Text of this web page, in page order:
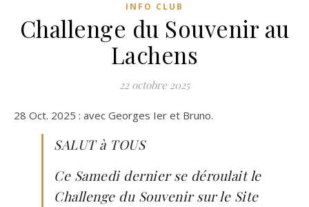
INFO CLUB
Challenge du Souvenir au
Lachens
22 octobre 2025
28 Oct. 2025 : avec Georges Ier et Bruno.
SALUT à TOUS
Ce Samedi dernier se déroulait le
Challenge du Souvenir sur le Site